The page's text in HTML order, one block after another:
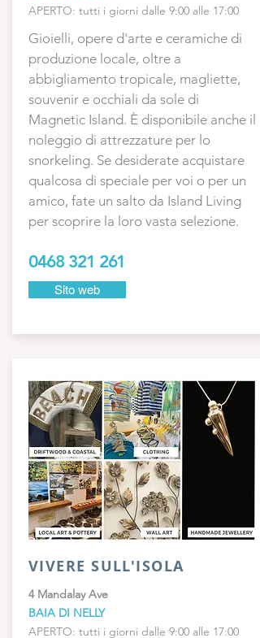
APERTO: tutti i giorni dalle 9:00 alle 17:00
Gioielli, opere d'arte e ceramiche di
produzione locale, oltre a
abbigliamento tropicale, magliette,
souvenir e occhiali da sole di
Magnetic Island. È disponibile anche il
noleggio di attrezzature per lo
snorkeling. Se desiderate acquistare
qualcosa di speciale per voi o per un
amico, fate un salto da Island Living
per scoprire la loro vasta selezione.
0468 321 261
Sito web
VIVERE SULL'ISOLA
4 Mandalay Ave
BAIA DI NELLY
APERTO: tutti i giorni dalle 9:00 alle 17:00